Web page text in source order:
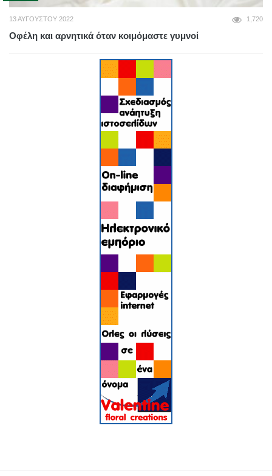
13 ΑΥΓΟΎΣΤΟΥ 2022 1,720
Οφέλη και αρνητικά όταν κοιμόμαστε γυμνοί